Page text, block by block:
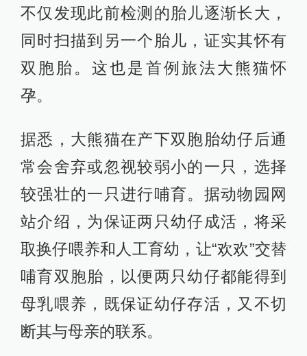
不仅发现此前检测的胎儿逐渐长大，
同时扫描到另一个胎儿，证实其怀有
双胞胎。这也是首例旅法大熊猫怀
孕。
据悉，大熊猫在产下双胞胎幼仔后通
常会舍弃或忽视较弱小的一只，选择
较强壮的一只进行哺育。据动物园网
站介绍，为保证两只幼仔成活，将采
取换仔喂养和人工育幼，让“欢欢”交替
哺育双胞胎，以便两只幼仔都能得到
母乳喂养，既保证幼仔存活，又不切
断其与母亲的联系。